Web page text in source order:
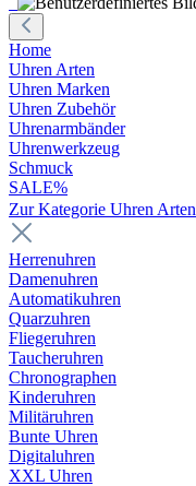
Home
Uhren Arten
Uhren Marken
Uhren Zubehör
Uhrenarmbänder
Uhrenwerkzeug
Schmuck
SALE%
Zur Kategorie Uhren Arten
Herrenuhren
Damenuhren
Automatikuhren
Quarzuhren
Fliegeruhren
Taucheruhren
Chronographen
Kinderuhren
Militäruhren
Bunte Uhren
Digitaluhren
XXL Uhren